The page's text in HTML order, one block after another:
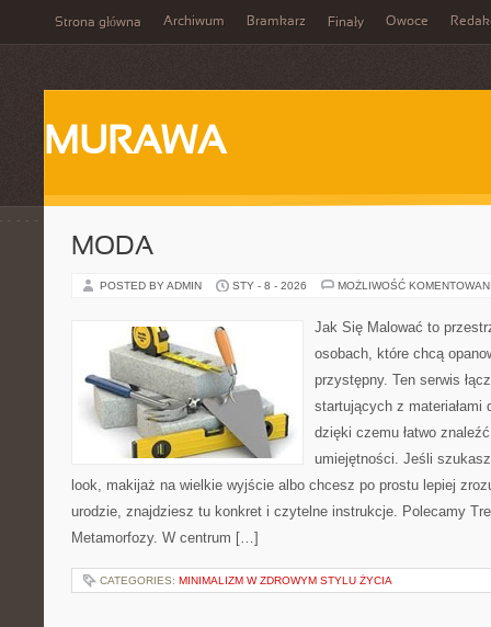
Strona główna Archiwum Bramkarz Finały Owoce
MURAWA
MODA
POSTED BY ADMIN STY - 8 - 2026 MOŻLIWOŚĆ
Jak Się Malować to
osobach, które chcą
przystępny. Ten serwis
startujących z materiałami
dzięki czemu łatwo
umiejętności. Jeśli
look, makijaż na wielkie wyjście albo chcesz po prostu lepiej
urodzie, znajdziesz tu konkret i czytelne instrukcje. Polecamy
Metamorfozy. W centrum […]
CATEGORIES: MINIMALIZM W ZDROWYM STYLU ŻYCIA